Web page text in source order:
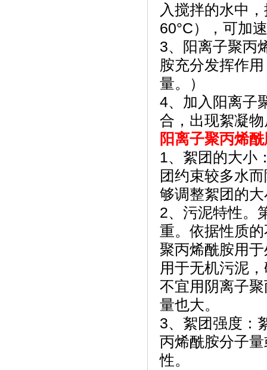
入搅拌的水中
60°C），可加
3、阳离子聚丙
胺充分发挥作
量。）
4、加入阳离子
合，出现絮凝
阳离子聚丙烯
1、絮团的大小
团约束较多水
够调整絮团的
2、污泥特性。
重。依据性质
聚丙烯酰胺用
用于无机污泥
不宜用阴离子
量也大。
3、絮团强度：
丙烯酰胺分子
性。